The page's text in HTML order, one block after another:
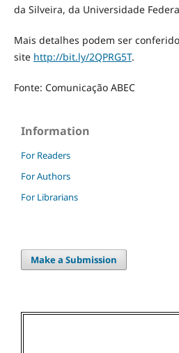
da Silveira, da Universidade
Mais detalhes podem ser
site http://bit.ly/2QPRG5T.
Fonte: Comunicação ABEC
Information
For Readers
For Authors
For Librarians
Make a Submission